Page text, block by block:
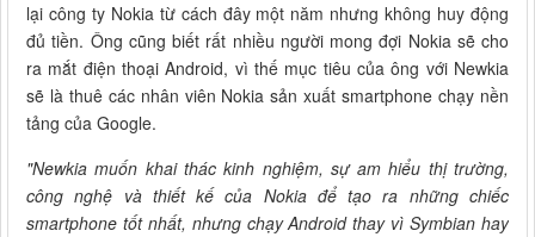
lại công ty Nokia từ cách đây một năm nhưng không huy động
đủ tiền. Ông cũng biết rất nhiều người mong đợi Nokia sẽ cho
ra mắt điện thoại Android, vì thế mục tiêu của ông với Newkia
sẽ là thuê các nhân viên Nokia sản xuất smartphone chạy nền
tảng của Google.
"Newkia muốn khai thác kinh nghiệm, sự am hiểu thị trường,
công nghệ và thiết kế của Nokia để tạo ra những chiếc
smartphone tốt nhất, nhưng chạy Android thay vì Symbian hay